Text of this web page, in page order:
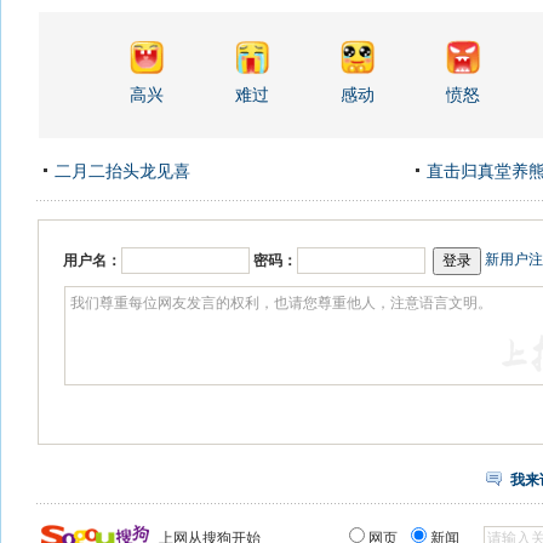
高兴 难过 感动 愤怒
二月二抬头龙见喜 直击归真堂养
用户名： 密码： 新用户
我来
上网从搜狗开始 网页 新闻